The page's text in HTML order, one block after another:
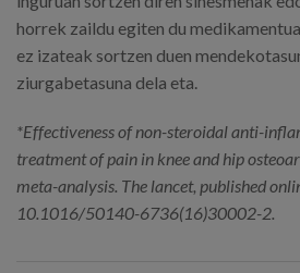
horrek zaildu egiten du
ez izateak sortzen duen
ziurgabetasuna dela eta.
*Effectiveness of non-steroidal anti-
treatment of pain in knee and hip
meta-analysis. The lancet, published
10.1016/50140-6736(16)30002-2.